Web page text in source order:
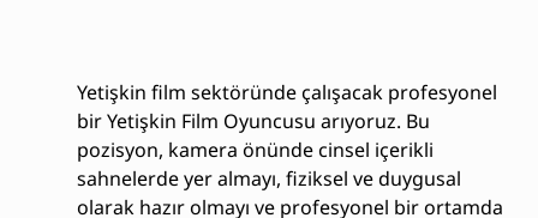
Yetişkin film sektöründe çalışacak profesyonel
bir Yetişkin Film Oyuncusu arıyoruz. Bu
pozisyon, kamera önünde cinsel içerikli
sahnelerde yer almayı, fiziksel ve duygusal
olarak hazır olmayı ve profesyonel bir ortamda